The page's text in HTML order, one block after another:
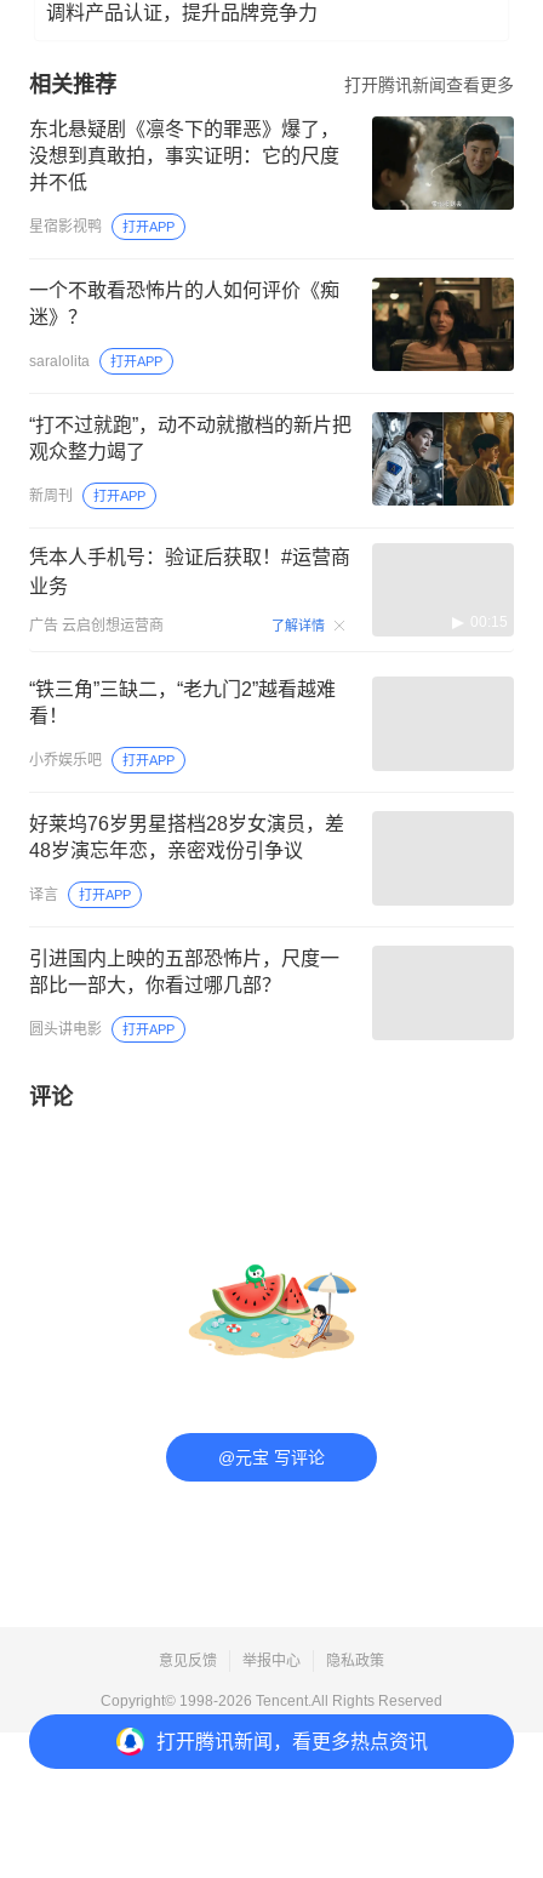
打开腾讯新闻，看更多热点资讯
调料产品认证，提升品牌竞争力
相关推荐 打开腾讯新闻查看更多
东北悬疑剧《凛冬下的罪恶》爆了，
没想到真敢拍，事实证明：它的尺度
并不低
星宿影视鸭 打开APP
一个不敢看恐怖片的人如何评价《痴
迷》？
saralolita 打开APP
“打不过就跑”，动不动就撤档的新片把
观众整力竭了
新周刊 打开APP
凭本人手机号：验证后获取！#运营商
业务
广告 云启创想运营商 了解详情 00:15
“铁三角”三缺二，“老九门2”越看越难
看！
小乔娱乐吧 打开APP
好莱坞76岁男星搭档28岁女演员，差
48岁演忘年恋，亲密戏份引争议
译言 打开APP
引进国内上映的五部恐怖片，尺度一
部比一部大，你看过哪几部？
圆头讲电影 打开APP
评论
@元宝 写评论
意见反馈 举报中心 隐私政策
Copyright© 1998-2026 Tencent.All Rights Reserved